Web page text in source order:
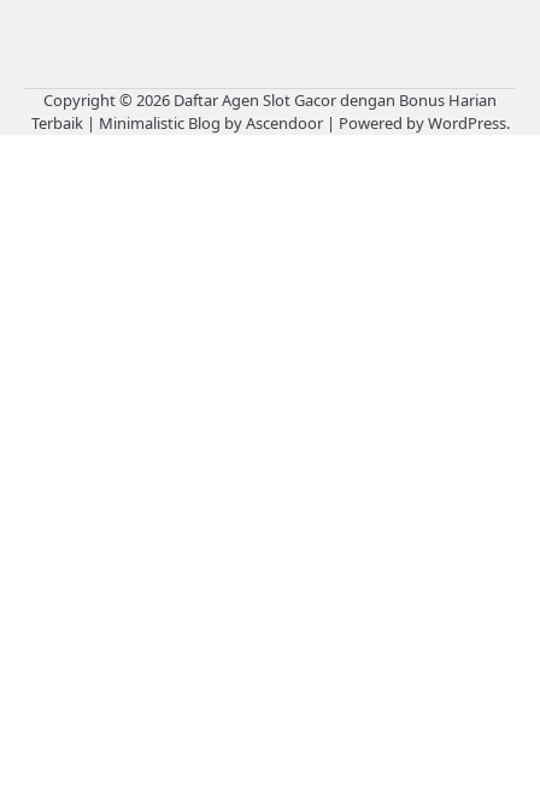
Copyright © 2026 Daftar Agen Slot Gacor dengan Bonus Harian
Terbaik| Minimalistic Blog byAscendoor| Powered byWordPress.